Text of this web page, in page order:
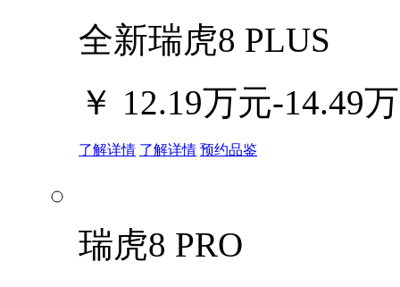
全新瑞虎8 PLUS
￥ 12.19万元-14.49
了解详情 了解详情 预约品鉴
瑞虎8 PRO